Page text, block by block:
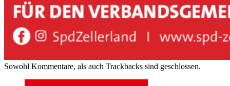
Sowohl Kommentare, als auch Trackbacks sind geschlossen.